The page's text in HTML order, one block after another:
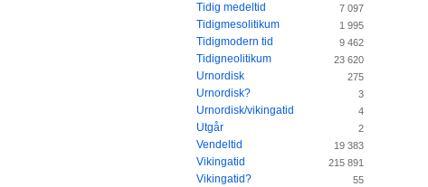
Tidig medeltid 7 097
Tidigmesolitikum 1 995
Tidigmodern tid 9 462
Tidigneolitikum 23 620
Urnordisk 275
Urnordisk? 3
Urnordisk/vikingatid 4
Utgår 2
Vendeltid 19 383
Vikingatid 215 891
Vikingatid? 55